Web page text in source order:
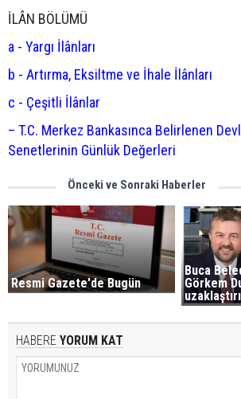
İLÂN BÖLÜMÜ
a - Yargı İlânları
b - Artırma, Eksiltme ve İhale İlânları
c - Çeşitli İlânlar
– T.C. Merkez Bankasınca Belirlenen
Senetlerinin Günlük Değerleri
Önceki ve Sonraki Haberler
Resmi Gazete'de Bugün
Buca
Görkem
HABERE YORUM KAT